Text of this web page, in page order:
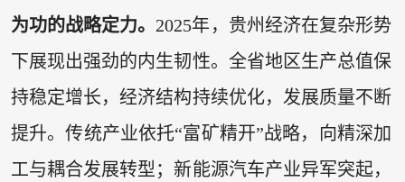
为功的战略定力。 2025年，贵州经济在复杂形势
下展现出强劲的内生韧性。全省地区生产总值保
持稳定增长，经济结构持续优化，发展质量不断
提升。传统产业依托“富矿精开”战略，向精深加
工与耦合发展转型；新能源汽车产业异军突起，